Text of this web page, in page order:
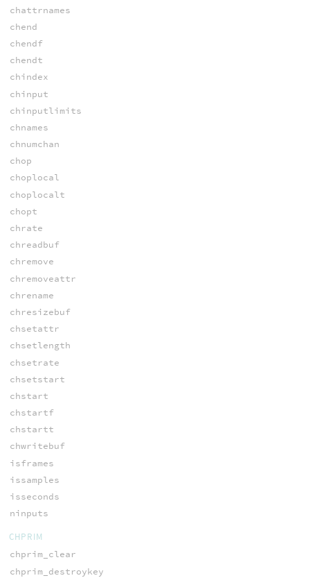
chattrnames
chend
chendf
chendt
chindex
chinput
chinputlimits
chnames
chnumchan
chop
choplocal
choplocalt
chopt
chrate
chreadbuf
chremove
chremoveattr
chrename
chresizebuf
chsetattr
chsetlength
chsetrate
chsetstart
chstart
chstartf
chstartt
chwritebuf
isframes
issamples
isseconds
ninputs
CHPRIM
chprim_clear
chprim_destroykey